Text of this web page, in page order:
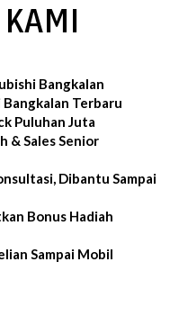
Bangkalan
Terbaru
Puluhan Juta
& Sales Senior
Dibantu Sampai
Bonus Hadiah
Sampai Mobil